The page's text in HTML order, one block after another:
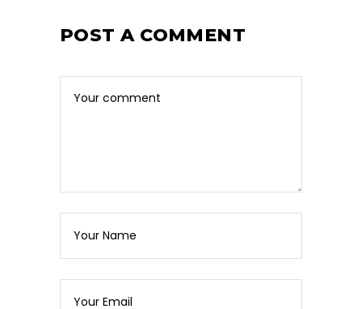
POST A COMMENT